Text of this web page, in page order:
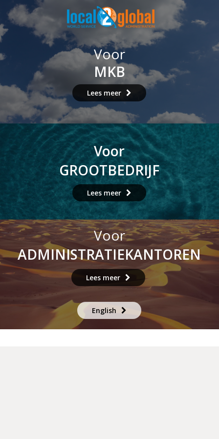
GROOTBEDRIJF
Lees meer
ADMINISTRATIEKANTOREN
Lees meer
Voor
MKB
Lees meer
Voor
English
Voor